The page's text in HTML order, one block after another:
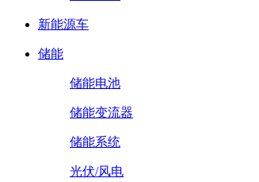
新能源车
储能
储能电池
储能变流器
储能系统
光伏/风电